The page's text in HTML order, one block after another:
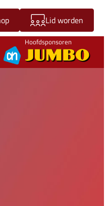
Lid worden
Hoofdsponsoren